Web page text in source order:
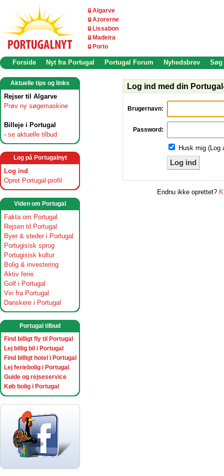
Algarve
Azorerne
Lissabon
Madeira
Porto
Forside Nyt fra Portugal Portugal Forum Nyhedsbrev Søg
Aktuelle tips og links
Rejser til Algarve
Prøv ny søgemaskine
Billeje i Portugal
- se aktuelle tilbud
Log på Portugalnyt
Log ind
Opret Portugal-profil
Viden om Portugal
Fakta om Portugal
Rejsen til Portugal
Byer & steder i Portugal
Portugisisk sprog
Portugisisk kultur
Bolig & investering
Aktiv ferie
Golf i Portugal
Vin fra Portugal
Danskere i Portugal
Portugal tilbud
Find billigt fly til Portugal
Lej billig bil i Portugal
Find billigt hotel i Portugal
Lej feriebolig i Portugal
Guide og rejseservice
Køb bolig i Portugal
Log ind med din
Brugernavn:
Password:
Husk mig (Log
Log ind
Endnu ikke oprettet?